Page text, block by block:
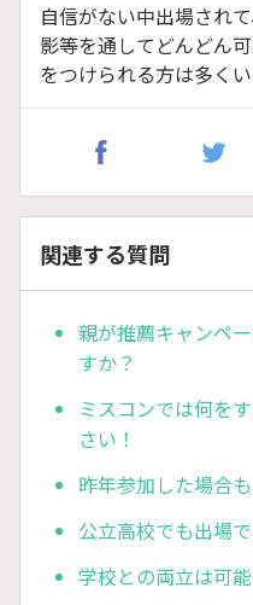
自信がない中出場され
影等を通してどんどん
をつけられる方は多く
関連する質問
親が推薦キャンペ
すか？
ミスコンでは何を
さい！
昨年参加した場合
公立高校でも出場
学校との両立は可